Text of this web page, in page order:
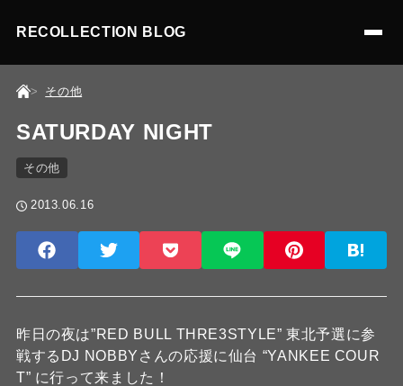
RECOLLECTION BLOG
その他
SATURDAY NIGHT
その他
2013.06.16
昨日の夜は”RED BULL THRE3STYLE” 東北予選に参
戦するDJ NOBBYさんの応援に仙台 “YANKEE COUR
T” に行って来ました！